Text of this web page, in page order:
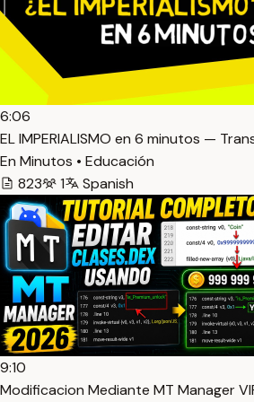
6:06
EL IMPERIALISMO en 6 minutos —
En Minutos • Educación
823
1 Spanish
9:10
Modificacion Mediante MT Manager